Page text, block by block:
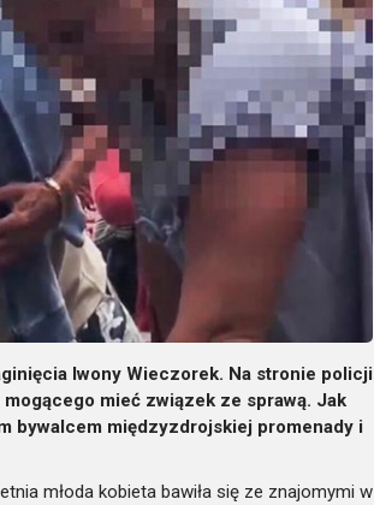
Iwony Wieczorek. Na stronie policji
mieć związek ze sprawą. Jak
bywalcem międzyzdrojskiej promenady i
młoda kobieta bawiła się ze znajomymi w